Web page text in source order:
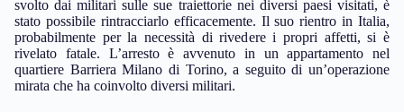
svolto dai militari sulle sue traiettorie nei diversi paesi visitati, è
stato possibile rintracciarlo efficacemente. Il suo rientro in Italia,
probabilmente per la necessità di rivedere i propri affetti, si è
rivelato fatale. L’arresto è avvenuto in un appartamento nel
quartiere Barriera Milano di Torino, a seguito di un’operazione
mirata che ha coinvolto diversi militari.